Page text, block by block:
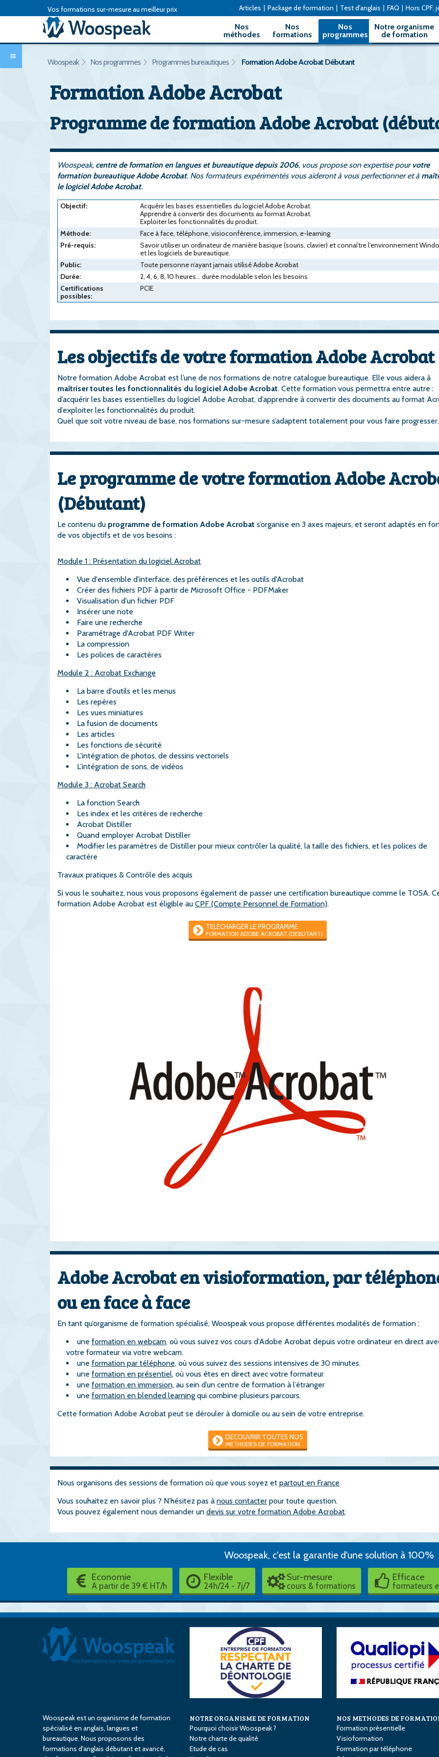
Vos formations sur-mesure au meilleur prix Articles | Package de formation | Test d'anglais | FAQ | Hors CPF,
Nos
méthodes
Nos
formations
Nos
programmes
Notre organisme
de formation
Woospeak Nos programmes Programmes bureautiques Formation Adobe Acrobat Débutant
Formation Adobe Acrobat
Programme de formation Adobe Acrobat
Woospeak, centre de formation en langues et bureautique depuis 2006, vous propose son expertise pour votre
formation bureautique Adobe Acrobat. Nos formateurs expérimentés vous aideront à vous perfectionner et à
le logiciel Adobe Acrobat.
Objectif:
Acquérir les bases essentielles du logiciel Adobe Acrobat.
Apprendre à convertir des documents au format Acrobat.
Exploiter les fonctionnalités du produit.
Méthode:
Face à face, téléphone, visioconférence, immersion, e-learning
Pré-requis:
Savoir utiliser un ordinateur de manière basique (souris, clavier) et connaître l’environnement
et les logiciels de bureautique.
Public:
Toute personne n’ayant jamais utilisé Adobe Acrobat
Durée:
2, 4, 6, 8, 10 heures... durée modulable selon les besoins
Certifications
possibles:
PCIE
Les objectifs de votre formation Adobe Acrobat
Notre formation Adobe Acrobat est l’une de nos formations de notre catalogue bureautique. Elle vous aidera à
maîtriser toutes les fonctionnalités du logiciel Adobe Acrobat. Cette formation vous permettra entre autre :
d’acquérir les bases essentielles du logiciel Adobe Acrobat, d’apprendre à convertir des documents au format
d’exploiter les fonctionnalités du produit.
Quel que soit votre niveau de base, nos formations sur-mesure s’adaptent totalement pour vous faire progresser.
Le programme de votre formation Adobe
(Débutant)
Le contenu du programme de formation Adobe Acrobat s’organise en 3 axes majeurs, et seront adaptés en
de vos objectifs et de vos besoins :
Module 1 : Présentation du logiciel Acrobat
Vue d'ensemble d'interface, des préférences et les outils d'Acrobat
Créer des fichiers PDF à partir de Microsoft Office - PDFMaker
Visualisation d'un fichier PDF
Insérer une note
Faire une recherche
Paramétrage d'Acrobat PDF Writer
La compression
Les polices de caractères
Module 2 : Acrobat Exchange
La barre d'outils et les menus
Les repères
Les vues miniatures
La fusion de documents
Les articles
Les fonctions de sécurité
L'intégration de photos, de dessins vectoriels
L'intégration de sons, de vidéos
Module 3 : Acrobat Search
La fonction Search
Les index et les critères de recherche
Acrobat Distiller
Quand employer Acrobat Distiller
Modifier les paramètres de Distiller pour mieux contrôler la qualité, la taille des fichiers, et les polices de
caractère
Travaux pratiques & Contrôle des acquis
Si vous le souhaitez, nous vous proposons également de passer une certification bureautique comme le TOSA.
formation Adobe Acrobat est éligible au CPF (Compte Personnel de Formation).
TELECHARGER LE PROGRAMME
FORMATION ADOBE ACROBAT (DEBUTANT)
Adobe Acrobat en visioformation, par
ou en face à face
En tant qu’organisme de formation spécialisé, Woospeak vous propose différentes modalités de formation :
une formation en webcam, où vous suivez vos cours d’Adobe Acrobat depuis votre ordinateur en direct
votre formateur via votre webcam.
une formation par téléphone, où vous suivez des sessions intensives de 30 minutes.
une formation en présentiel, où vous êtes en direct avec votre formateur
une formation en immersion, au sein d’un centre de formation à l’étranger
une formation en blended learningqui combine plusieurs parcours.
Cette formation Adobe Acrobat peut se dérouler à domicile ou au sein de votre entreprise.
DECOUVRIR TOUTES NOS
METHODES DE FORMATION
Nous organisons des sessions de formation où que vous soyez et partout en France
Vous souhaitez en savoir plus ? N’hésitez pas à nous contacter pour toute question.
Vous pouvez également nous demander un devis sur votre formation Adobe Acrobat.
Woospeak, c'est la garantie d'une solution à 100%
Economie
A partir de 39 € HT/h
Flexible
24h/24 - 7j/7
Sur-mesure
cours & formations
Efficace
formateurs
Woospeak est un organisme de formation
spécialisé en anglais, langues et
bureautique. Nous proposons des
formations d'anglais débutant et avancé,
NOTRE ORGANISME DE FORMATION
Pourquoi choisir Woospeak ?
Notre charte de qualité
Etude de cas
NOS METHODES DE
Formation présentielle
Visioformation
Formation par téléphone